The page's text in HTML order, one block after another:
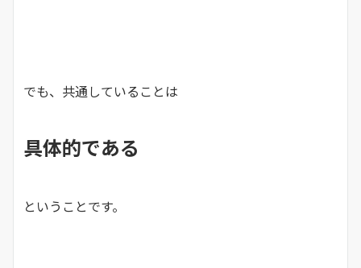
でも、共通していることは
具体的である
ということです。